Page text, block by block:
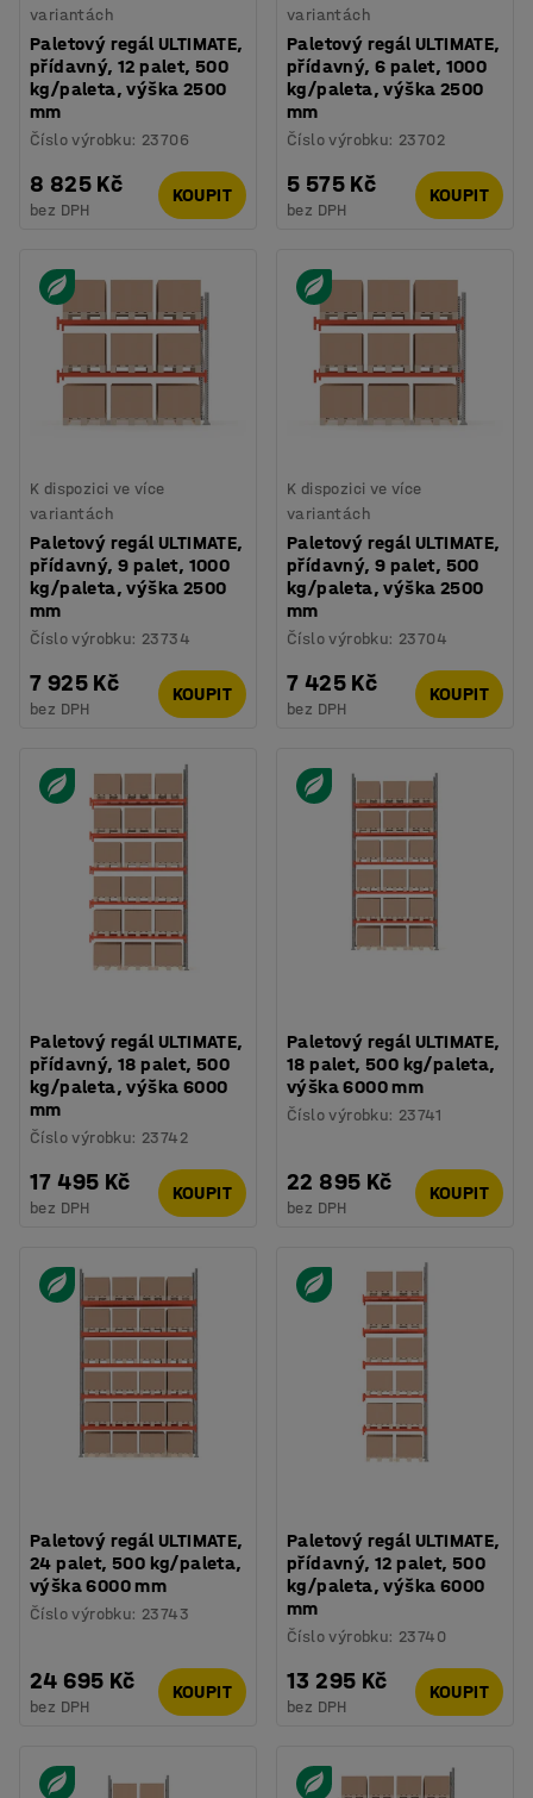
variantách
Paletový regál ULTIMATE,
přídavný, 12 palet, 500
kg/paleta, výška 2500
mm
Číslo výrobku: 23706
8 825 Kč
bez DPH
KOUPIT
variantách
Paletový regál ULTIMATE,
přídavný, 6 palet, 1000
kg/paleta, výška 2500
mm
Číslo výrobku: 23702
5 575 Kč
bez DPH
KOUPIT
K dispozici ve více
variantách
Paletový regál ULTIMATE,
přídavný, 9 palet, 1000
kg/paleta, výška 2500
mm
Číslo výrobku: 23734
7 925 Kč
bez DPH
KOUPIT
K dispozici ve více
variantách
Paletový regál ULTIMATE,
přídavný, 9 palet, 500
kg/paleta, výška 2500
mm
Číslo výrobku: 23704
7 425 Kč
bez DPH
KOUPIT
Paletový regál ULTIMATE,
přídavný, 18 palet, 500
kg/paleta, výška 6000
mm
Číslo výrobku: 23742
17 495 Kč
bez DPH
KOUPIT
Paletový regál ULTIMATE,
18 palet, 500 kg/paleta,
výška 6000 mm
Číslo výrobku: 23741
22 895 Kč
bez DPH
KOUPIT
Paletový regál ULTIMATE,
24 palet, 500 kg/paleta,
výška 6000 mm
Číslo výrobku: 23743
24 695 Kč
bez DPH
KOUPIT
Paletový regál ULTIMATE,
přídavný, 12 palet, 500
kg/paleta, výška 6000
mm
Číslo výrobku: 23740
13 295 Kč
bez DPH
KOUPIT